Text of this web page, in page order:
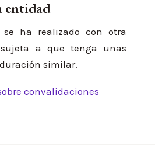
entidad
ha realizado con otra
a que tenga unas
similar.
convalidaciones